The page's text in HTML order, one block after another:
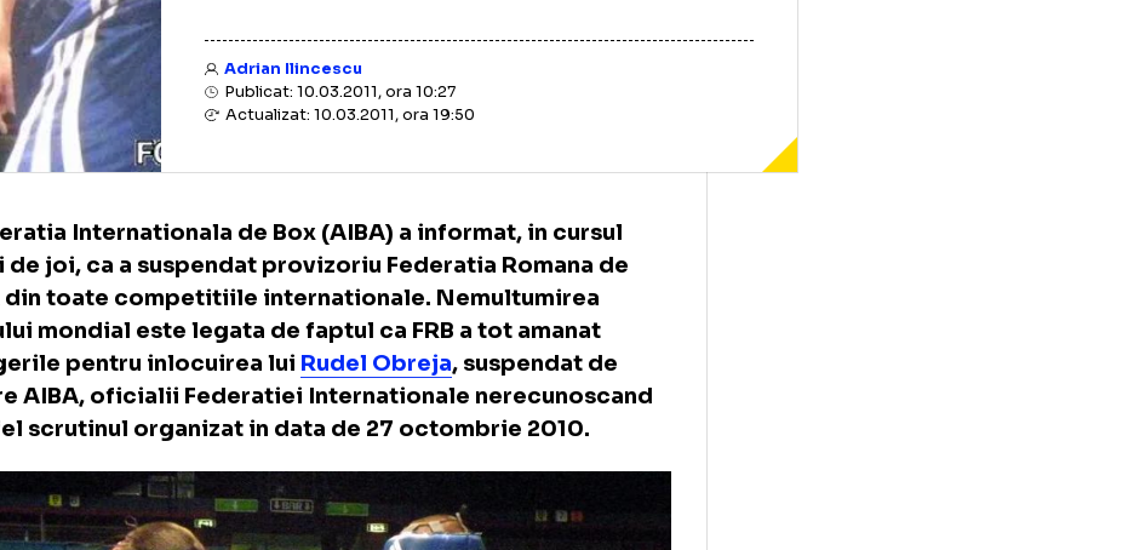
Actualizat: 10.03.2011, ora 19:50
Federatia Internationala de Box (AIBA) a informat, in cursul
zilei de joi, ca a suspendat provizoriu Federatia Romana de
Box din toate competitiile internationale.Nemultumirea
forului mondial este legata de faptul ca FRB a tot amanat
catreAIBA, oficialii Federatiei Internationale nerecunoscand
astfel scrutinul organizat in data de 27 octombrie 2010